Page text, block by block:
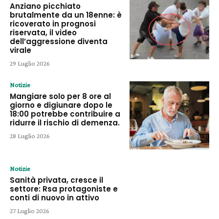
Anziano picchiato
brutalmente da un 18enne: è
ricoverato in prognosi
riservata, il video
dell’aggressione diventa
virale
29 Luglio 2026
Notizie
Mangiare solo per 8 ore al
giorno e digiunare dopo le
18:00 potrebbe contribuire a
ridurre il rischio di demenza.
28 Luglio 2026
Notizie
Sanità privata, cresce il
settore: Rsa protagoniste e
conti di nuovo in attivo
27 Luglio 2026